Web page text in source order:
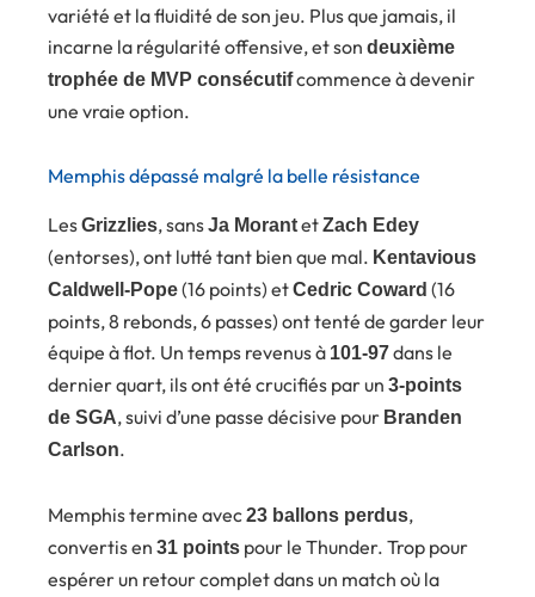
variété et la fluidité de son jeu. Plus que jamais, il
incarne la régularité offensive, et son deuxième
trophée de MVP consécutifcommence à devenir
une vraie option.
Memphis dépassé malgré la belle résistance
LesGrizzlies, sansJa MorantetZach Edey
(entorses), ont lutté tant bien que mal. Kentavious
Caldwell-Pope(16 points) etCedric Coward (16
points, 8 rebonds, 6 passes) ont tenté de garder leur
équipe à flot. Un temps revenus à 101-97dans le
dernier quart, ils ont été crucifiés par un 3-points
de SGA, suivi d’une passe décisive pour Branden
Carlson.
Memphis termine avec23 ballons perdus,
convertis en 31 points pour le Thunder. Trop pour
espérer un retour complet dans un match où la